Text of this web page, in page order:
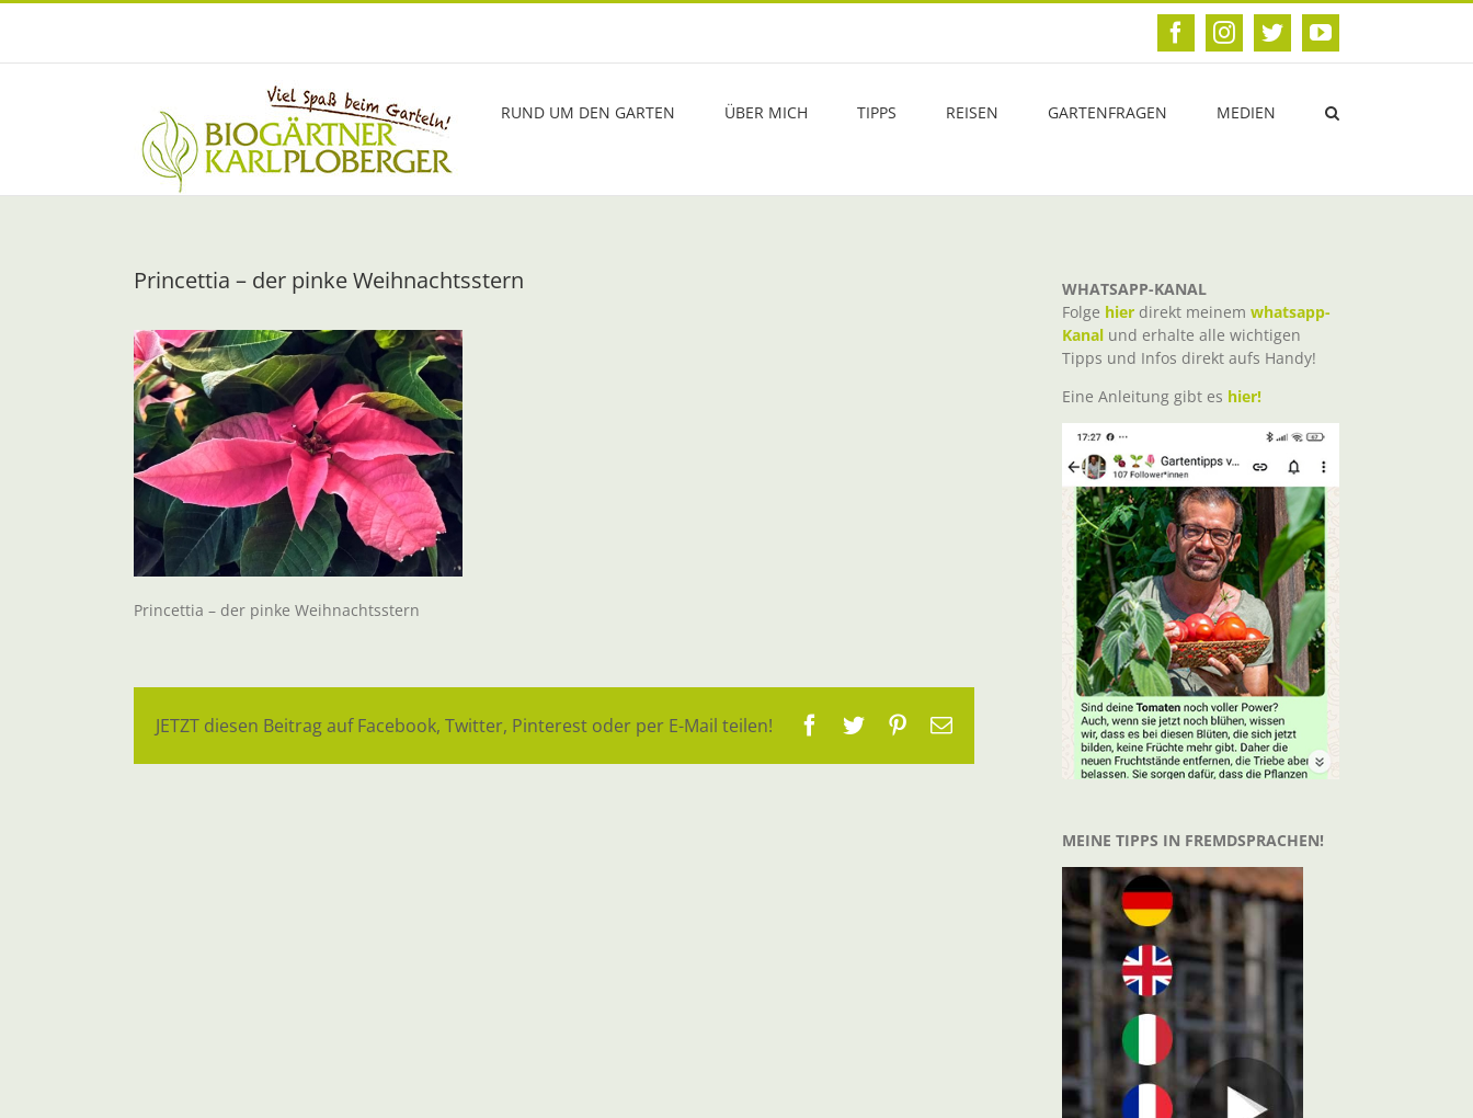
Zum
FacebookInstagram
TwitterYouTube
RUND UM DEN GARTEN ÜBER MICH TIPPS REISEN GARTENFRAGEN MEDIEN
Princettia – der pinke Weihnachtsstern
Princettia – der pinke Weihnachtsstern
JETZT diesen Beitrag auf Facebook, Twitter, Pinterest oder per E-Mail teilen! Facebook
TwitterPinterest
E-
WHATSAPP-KANAL
Folge hier direkt meinem whatsapp-
Kanal und erhalte alle wichtigen
Tipps und Infos direkt aufs Handy!
Eine Anleitung gibt es hier!
MEINE TIPPS IN FREMDSPRACHEN!